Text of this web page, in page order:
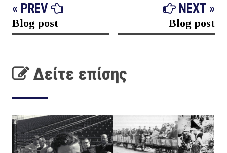
« PREV
Blog post
NEXT »
Blog post
Δείτε επίσης